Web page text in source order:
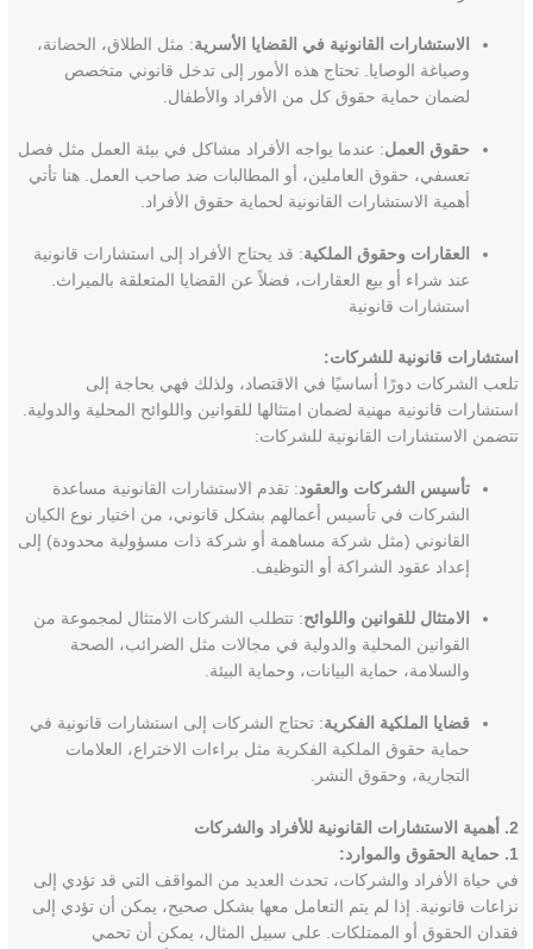
الاستشارات القانونية في القضايا الأسرية: مثل الطلاق، الحضانة،
وصياغة الوصايا. تحتاج هذه الأمور إلى تدخل قانوني متخصص
لضمان حماية حقوق كل من الأفراد والأطفال.
حقوق العمل: عندما يواجه الأفراد مشاكل في بيئة العمل مثل فصل
تعسفي، حقوق العاملين، أو المطالبات ضد صاحب العمل. هنا تأتي
أهمية الاستشارات القانونية لحماية حقوق الأفراد.
العقارات وحقوق الملكية: قد يحتاج الأفراد إلى استشارات قانونية
عند شراء أو بيع العقارات، فضلاً عن القضايا المتعلقة بالميراث.
استشارات قانونية
استشارات قانونية للشركات:
تلعب الشركات دورًا أساسيًا في الاقتصاد، ولذلك فهي بحاجة إلى
استشارات قانونية مهنية لضمان امتثالها للقوانين واللوائح المحلية والدولية.
تتضمن الاستشارات القانونية للشركات:
تأسيس الشركات والعقود: تقدم الاستشارات القانونية مساعدة
الشركات في تأسيس أعمالهم بشكل قانوني، من اختيار نوع الكيان
القانوني (مثل شركة مساهمة أو شركة ذات مسؤولية محدودة) إلى
إعداد عقود الشراكة أو التوظيف.
الامتثال للقوانين واللوائح: تتطلب الشركات الامتثال لمجموعة من
القوانين المحلية والدولية في مجالات مثل الضرائب، الصحة
والسلامة، حماية البيانات، وحماية البيئة.
قضايا الملكية الفكرية: تحتاج الشركات إلى استشارات قانونية في
حماية حقوق الملكية الفكرية مثل براءات الاختراع، العلامات
التجارية، وحقوق النشر.
2. أهمية الاستشارات القانونية للأفراد والشركات
1. حماية الحقوق والموارد:
في حياة الأفراد والشركات، تحدث العديد من المواقف التي قد تؤدي إلى
نزاعات قانونية. إذا لم يتم التعامل معها بشكل صحيح، يمكن أن تؤدي إلى
فقدان الحقوق أو الممتلكات. على سبيل المثال، يمكن أن تحمي